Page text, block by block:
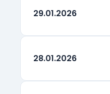
29.01.2026
28.01.2026